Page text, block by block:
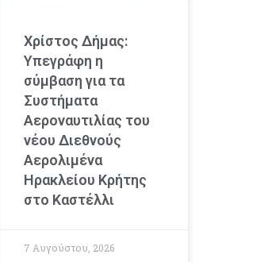
Χρίστος Δήμας:
Υπεγράφη η
σύμβαση για τα
Συστήματα
Αεροναυτιλίας του
νέου Διεθνούς
Αερολιμένα
Ηρακλείου Κρήτης
στο Καστέλλι
7 Αυγούστου, 2026